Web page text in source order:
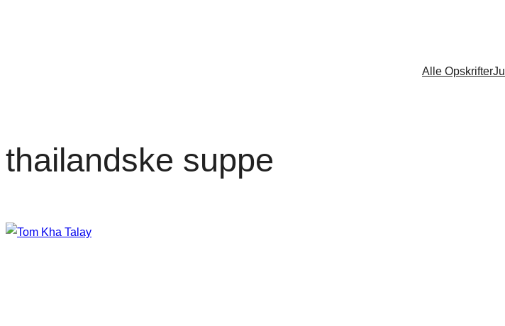
Alle OpskrifterJul
thailandske suppe